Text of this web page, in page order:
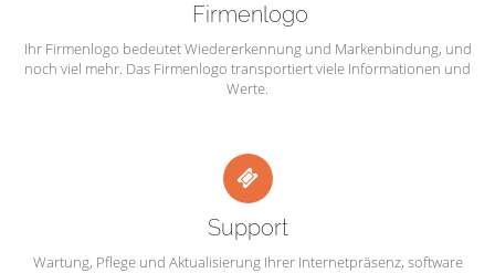
Firmenlogo
Ihr Firmenlogo bedeutet Wiedererkennung und Markenbindung, und
noch viel mehr. Das Firmenlogo transportiert viele Informationen und
Werte.
Support
Wartung, Pflege und Aktualisierung Ihrer Internetpräsenz, software